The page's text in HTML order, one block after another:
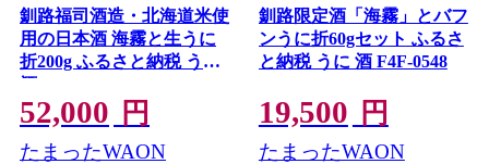
釧路福司酒造・北海道米使
用の日本酒 海霧と生うに
折200g ふるさと納税 うに
52,000 円
たまったWAON
釧路限定酒「海霧」とバフ
ンうに折60gセット ふるさ
と納税 うに 酒 F4F-0548
19,500 円
たまったWAON